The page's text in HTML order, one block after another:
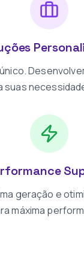
suas
geração e
máxima